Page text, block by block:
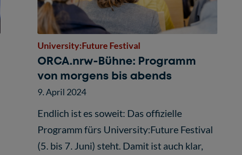
University:Future Festival
ORCA.nrw-Bühne: Programm
von morgens bis abends
9. April 2024
Endlich ist es soweit: Das offizielle
Programm fürs University:Future Festival
(5. bis 7. Juni) steht. Damit ist auch klar,